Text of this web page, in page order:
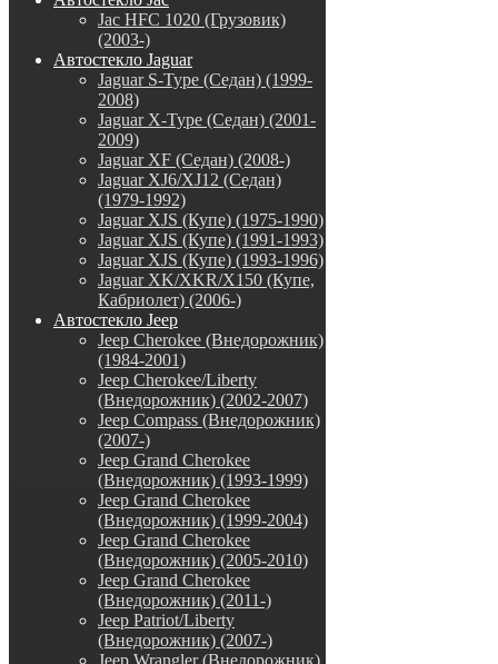
Jac HFC 1020 (Грузовик)
(2003-)
Автостекло Jaguar
Jaguar S-Type (Седан) (1999-
2008)
Jaguar X-Type (Седан) (2001-
2009)
Jaguar XF (Седан) (2008-)
Jaguar XJ6/XJ12 (Седан)
(1979-1992)
Jaguar XJS (Купе) (1975-1990)
Jaguar XJS (Купе) (1991-1993)
Jaguar XJS (Купе) (1993-1996)
Jaguar XK/XKR/X150 (Купе,
Кабриолет) (2006-)
Автостекло Jeep
Jeep Cherokee (Внедорожник)
(1984-2001)
Jeep Cherokee/Liberty
(Внедорожник) (2002-2007)
Jeep Compass (Внедорожник)
(2007-)
Jeep Grand Cherokee
(Внедорожник) (1993-1999)
Jeep Grand Cherokee
(Внедорожник) (1999-2004)
Jeep Grand Cherokee
(Внедорожник) (2005-2010)
Jeep Grand Cherokee
(Внедорожник) (2011-)
Jeep Patriot/Liberty
(Внедорожник) (2007-)
Jeep Wrangler (Внедорожник)